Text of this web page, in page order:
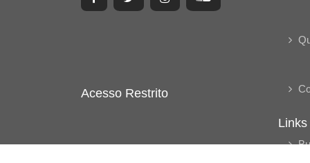
Acesso Restrito